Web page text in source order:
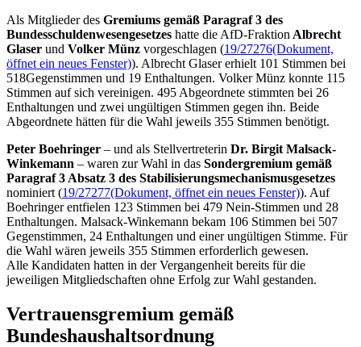
Als Mitglieder des Gremiums gemäß Paragraf 3 des
Bundesschuldenwesengesetzes hatte die AfD-Fraktion Albrecht
Glaser und Volker Münz vorgeschlagen (19/27276(Dokument,
öffnet ein neues Fenster)). Albrecht Glaser erhielt 101 Stimmen bei
518Gegenstimmen und 19 Enthaltungen. Volker Münz konnte 115
Stimmen auf sich vereinigen. 495 Abgeordnete stimmten bei 26
Enthaltungen und zwei ungültigen Stimmen gegen ihn. Beide
Abgeordnete hätten für die Wahl jeweils 355 Stimmen benötigt.
Peter Boehringer – und als Stellvertreterin Dr. Birgit Malsack-
Winkemann – waren zur Wahl in das Sondergremium gemäß
Paragraf 3 Absatz 3 des Stabilisierungsmechanismusgesetzes
nominiert (19/27277(Dokument, öffnet ein neues Fenster)). Auf
Boehringer entfielen 123 Stimmen bei 479 Nein-Stimmen und 28
Enthaltungen. Malsack-Winkemann bekam 106 Stimmen bei 507
Gegenstimmen, 24 Enthaltungen und einer ungültigen Stimme. Für
die Wahl wären jeweils 355 Stimmen erforderlich gewesen.
Alle Kandidaten hatten in der Vergangenheit bereits für die
jeweiligen Mitgliedschaften ohne Erfolg zur Wahl gestanden.
Vertrauensgremium gemäß
Bundeshaushaltsordnung